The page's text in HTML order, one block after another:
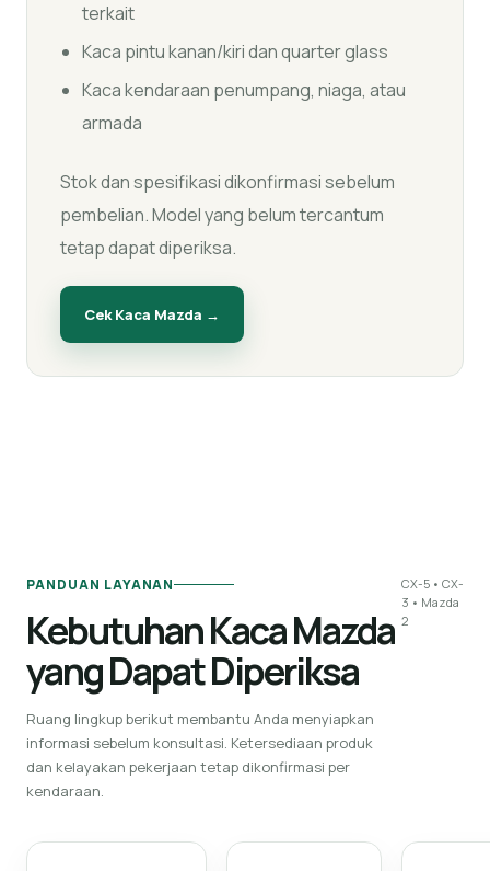
terkait
Kaca pintu kanan/kiri dan quarter glass
Kaca kendaraan penumpang, niaga, atau
armada
Stok dan spesifikasi dikonfirmasi sebelum
pembelian. Model yang belum tercantum
tetap dapat diperiksa.
Cek Kaca Mazda →
PANDUAN LAYANAN
Kebutuhan Kaca Mazda
yang Dapat Diperiksa
Ruang lingkup berikut membantu Anda menyiapkan
informasi sebelum konsultasi. Ketersediaan produk
dan kelayakan pekerjaan tetap dikonfirmasi per
kendaraan.
CX-5 • CX-
3 • Mazda
2